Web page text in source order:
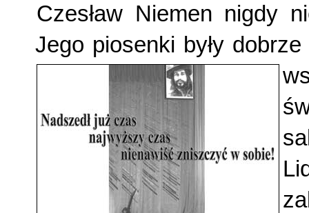
Czesław Niemen nigdy
Jego piosenki były